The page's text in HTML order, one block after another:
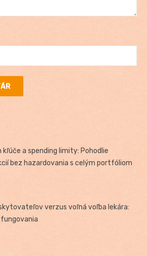
kľúče a spending limity: Pohodlie
bez hazardovania s celým portfóliom
verzus voľná voľba lekára:
fungovania